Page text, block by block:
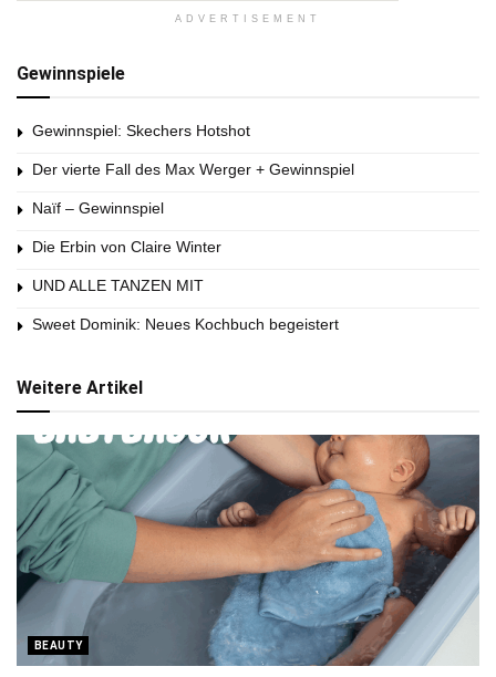
ADVERTISEMENT
Gewinnspiele
Gewinnspiel: Skechers Hotshot
Der vierte Fall des Max Werger + Gewinnspiel
Naïf – Gewinnspiel
Die Erbin von Claire Winter
UND ALLE TANZEN MIT
Sweet Dominik: Neues Kochbuch begeistert
Weitere Artikel
BEAUTY